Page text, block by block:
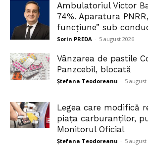
Ambulatoriul Victor
74%. Aparatura
funcțiune” sub
Sorin PREDA - 5 august 2026
Vânzarea de pastile
Panzcebil, blocată
Ștefana Teodoreanu - 5 august
Legea care modifică
piața carburanților,
Monitorul Oficial
Ștefana Teodoreanu - 5 august